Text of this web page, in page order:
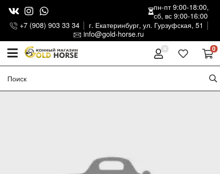
+7 (908) 903 33 34
г. Екатеринбург, ул. Гурзуфская, 51
info@gold-horse.ru
пн-пт 9:00-18:00,
сб, вс 9:00-16:00
0